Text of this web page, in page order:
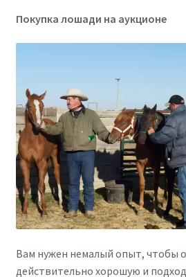
Покупка лошади на аукционе
Вам нужен немалый опыт, чтобы
действительно хорошую и